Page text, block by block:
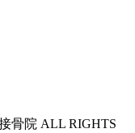
骨院 ALL RIGHTS